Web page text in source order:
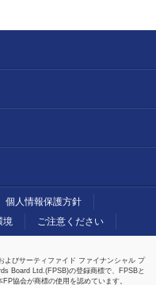
個人情報保護方針
境 ご注意ください
よびサーティファイド ファイナンシャル プ
Board Ltd.(FPSB)の登録商標で、FPSBと
協会が商標の使用を認めています。